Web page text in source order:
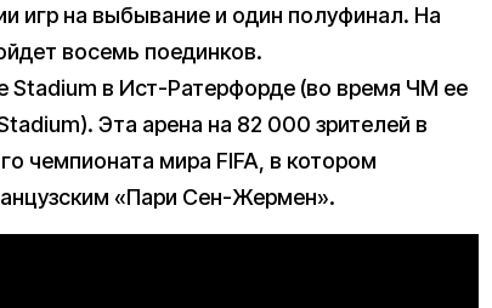
игр на выбывание и один полуфинал. На
восемь поединков.
Stadium в Ист-Ратерфорде (во время ЧМ ее
Эта арена на 82 000 зрителей в
чемпионата мира FIFA, в котором
«Пари Сен-Жермен».